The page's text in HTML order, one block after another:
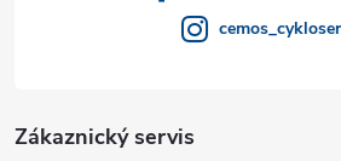
Zákaznický servis